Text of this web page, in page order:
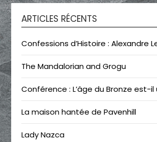
ARTICLES RÉCENTS
Confessions d’Histoire : Alexandre
The Mandalorian and Grogu
Conférence : L’âge du Bronze est-il
La maison hantée de Pavenhill
Lady Nazca